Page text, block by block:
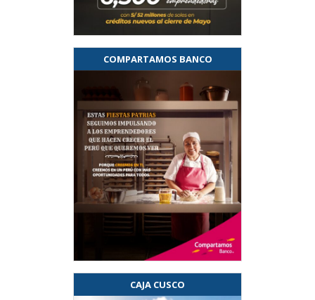
COMPARTAMOS BANCO
CAJA CUSCO